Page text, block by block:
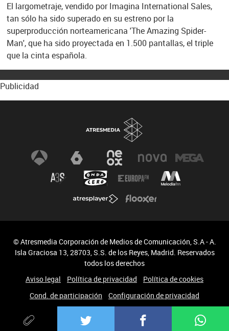
El largometraje, vendido por Imagina International Sales,
tan sólo ha sido superado en su estreno por la
superproducción norteamericana 'The Amazing Spider-
Man', que ha sido proyectada en 1.500 pantallas, el triple
que la cinta española.
Publicidad
© Atresmedia Corporación de Medios de Comunicación, S.A - A.
Isla Graciosa 13, 28703, S.S. de los Reyes, Madrid. Reservados
todos los derechos
Aviso legal
Política de privacidad
Política de cookies
Cond. de participación
Configuración de privacidad